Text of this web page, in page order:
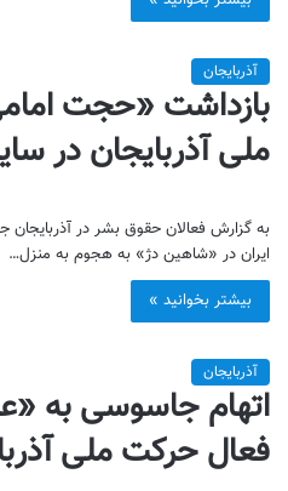
آذربایجان
بازداشت «حجت
ملی آذربایجان در
به گزارش فعالان حقوق بشر در آذربایجان
ایران در «شاهین دژ» به هجوم به منزل…
بیشتر بخوانید »
آذربایجان
اتهام جاسوسی به
فعال حرکت ملی